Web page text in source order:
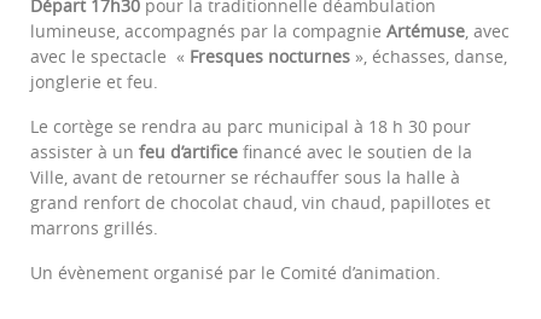
Départ 17h30 pour la traditionnelle déambulation
lumineuse, accompagnés par la compagnie Artémuse, avec
avec le spectacle « Fresques nocturnes », échasses, danse,
jonglerie et feu.
Le cortège se rendra au parc municipal à 18 h 30 pour
assister à un feu d’artifice financé avec le soutien de la
Ville, avant de retourner se réchauffer sous la halle à
grand renfort de chocolat chaud, vin chaud, papillotes et
marrons grillés.
Un évènement organisé par le Comité d’animation.